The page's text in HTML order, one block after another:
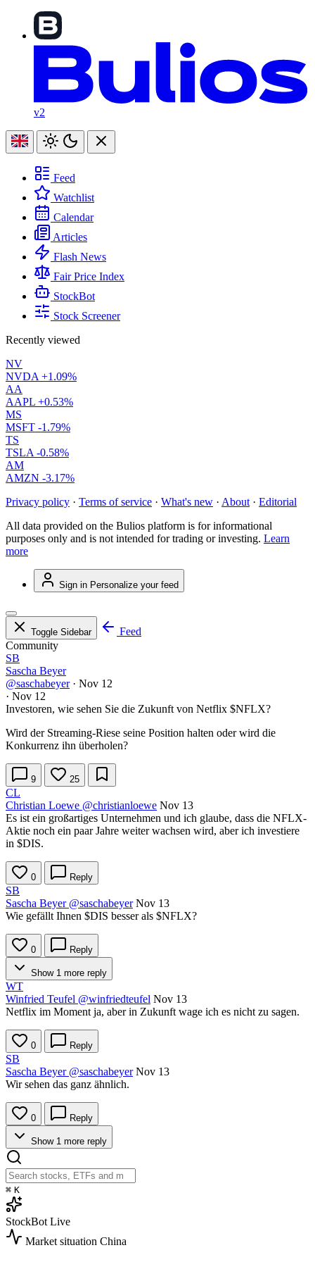
v2
Feed
Watchlist
Calendar
Articles
Flash News
Fair Price Index
StockBot
Stock Screener
Recently viewed
NV
NVDA +1.09%
AA
AAPL +0.53%
MS
MSFT -1.79%
TS
TSLA -0.58%
AM
AMZN -3.17%
Privacy policy · Terms of service · What's new · About · Editorial
All data provided on the Bulios platform is for informational
purposes only and is not intended for trading or investing. Learn
more
Sign in Personalize your feed
Toggle Sidebar
Feed
Community
SB
Sascha Beyer
@saschabeyer · Nov 12
· Nov 12
Investoren, wie sehen Sie die Zukunft von Netflix $NFLX?
Wird der Streaming-Riese seine Position halten oder wird die
Konkurrenz ihn überholen?
9 25
CL
Christian Loewe @christianloewe Nov 13
Es ist ein großartiges Unternehmen und ich glaube, dass die NFLX-
Aktie noch ein paar Jahre weiter wachsen wird, aber ich investiere
in $DIS.
0 Reply
SB
Sascha Beyer @saschabeyer Nov 13
Wie gefällt Ihnen $DIS besser als $NFLX?
0 Reply
Show 1 more reply
WT
Winfried Teufel @winfriedteufel Nov 13
Netflix im Moment ja, aber in Zukunft wage ich es nicht zu sagen.
0 Reply
SB
Sascha Beyer @saschabeyer Nov 13
Wir sehen das ganz ähnlich.
0 Reply
Show 1 more reply
⌘ K
StockBot Live
Market situation China